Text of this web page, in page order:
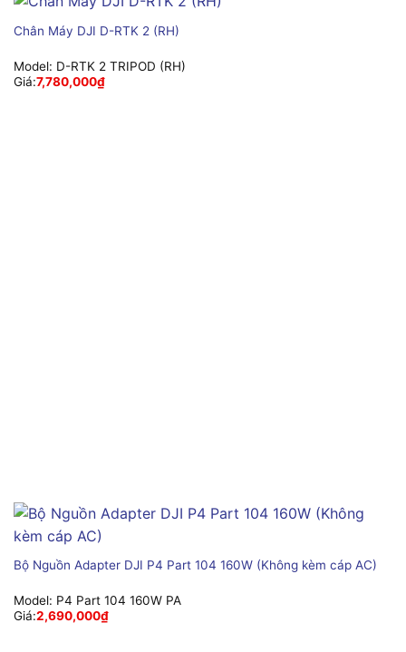
Chân Máy DJI D-RTK 2 (RH)
Model: D-RTK 2 TRIPOD (RH)
Giá:7,780,000₫
Bộ Nguồn Adapter DJI P4 Part 104 160W (Không kèm cáp AC)
Model: P4 Part 104 160W PA
Giá:2,690,000₫